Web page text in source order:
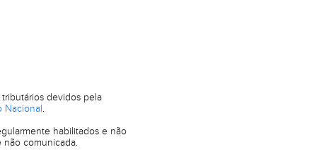
devidos pela
Nacional.
habilitados e não
não comunicada.